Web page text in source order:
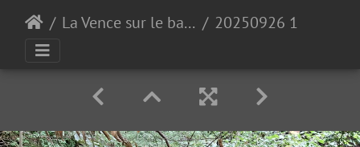
La Vence sur le bas de Quaix 20250926 102341